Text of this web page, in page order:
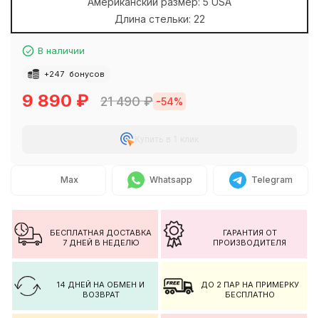
Длина стельки: 22
В наличии
+247 бонусов
9 890 ₽ 21 490₽ -54%
Max Whatsapp Telegram
БЕСПЛАТНАЯ ДОСТАВКА
7 ДНЕЙ В НЕДЕЛЮ
ГАРАНТИЯ ОТ
ПРОИЗВОДИТЕЛЯ
14 ДНЕЙ НА ОБМЕН И
ВОЗВРАТ
ДО 2 ПАР НА ПРИМЕРКУ
БЕСПЛАТНО